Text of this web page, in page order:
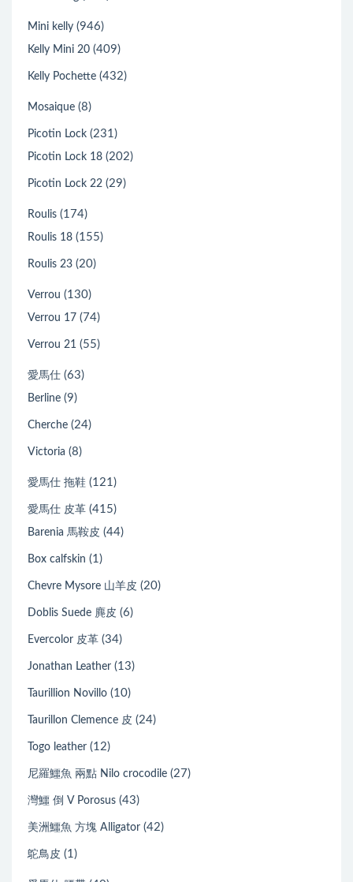
Mini kelly (946)
Kelly Mini 20 (409)
Kelly Pochette (432)
Mosaique (8)
Picotin Lock (231)
Picotin Lock 18 (202)
Picotin Lock 22 (29)
Roulis (174)
Roulis 18 (155)
Roulis 23 (20)
Verrou (130)
Verrou 17 (74)
Verrou 21 (55)
愛馬仕 (63)
Berline (9)
Cherche (24)
Victoria (8)
愛馬仕 拖鞋 (121)
愛馬仕 皮革 (415)
Barenia 馬鞍皮 (44)
Box calfskin (1)
Chevre Mysore 山羊皮 (20)
Doblis Suede 麂皮 (6)
Evercolor 皮革 (34)
Jonathan Leather (13)
Taurillion Novillo (10)
Taurillon Clemence 皮 (24)
Togo leather (12)
尼羅鱷魚 兩點 Nilo crocodile (27)
灣鱷 倒 V Porosus (43)
美洲鱷魚 方塊 Alligator (42)
鴕鳥皮 (1)